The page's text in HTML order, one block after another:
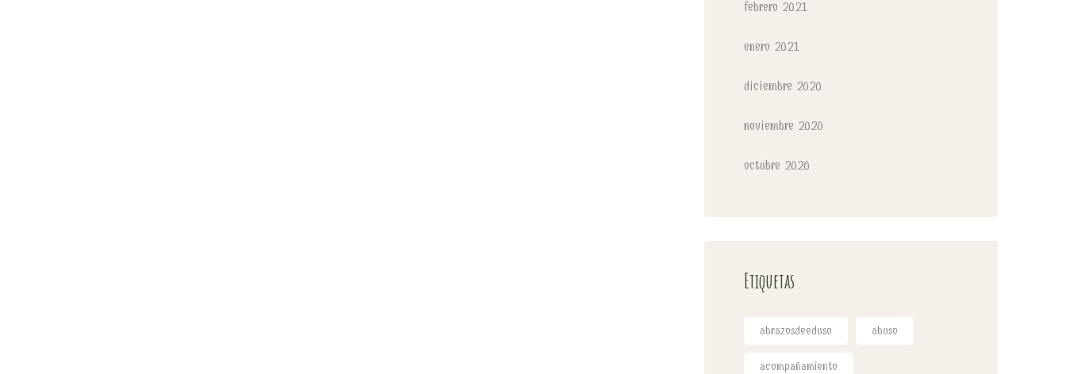
febrero 2021
enero 2021
diciembre 2020
noviembre 2020
octubre 2020
Etiquetas
abrazosdeeduso abuso
acompañamiento